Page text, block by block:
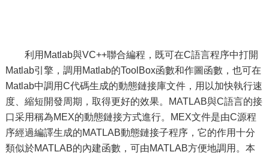
利用Matlab與VC++聯合編程，既可在C語言程序中打開
Matlab引擎，調用Matlab的ToolBox函數和作圖函數，也可在
Matlab中調用C代碼生成的動態鏈接庫文件，用以加快執行速
度、縮短開發周期，取得更好的效果。MATLAB與C語言的接
口采用稱為MEX的動態鏈接方式進行。MEX文件是由C源程
序經過編譯生成的MATLAB動態鏈接子程序，它的作用十分
類似於MATLAB的內建函數，可由MATLAB方便地調用。本